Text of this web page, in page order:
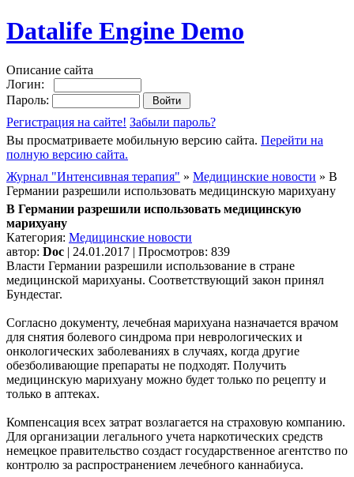
Datalife Engine Demo
Описание сайта
Логин:
Пароль:
Регистрация на сайте! Забыли пароль?
Вы просматриваете мобильную версию сайта. Перейти на
полную версию сайта.
Журнал "Интенсивная терапия" » Медицинские новости » В
Германии разрешили использовать медицинскую марихуану
В Германии разрешили использовать медицинскую
марихуану
Категория: Медицинские новости
автор: Doc | 24.01.2017 | Просмотров: 839
Власти Германии разрешили использование в стране
медицинской марихуаны. Соответствующий закон принял
Бундестаг.
Согласно документу, лечебная марихуана назначается врачом
для снятия болевого синдрома при неврологических и
онкологических заболеваниях в случаях, когда другие
обезболивающие препараты не подходят. Получить
медицинскую марихуану можно будет только по рецепту и
только в аптеках.
Компенсация всех затрат возлагается на страховую компанию.
Для организации легального учета наркотических средств
немецкое правительство создаст государственное агентство по
контролю за распространением лечебного каннабиуса.